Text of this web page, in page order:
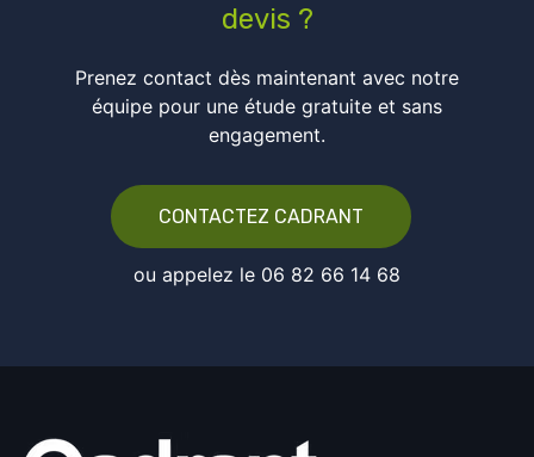
devis ?
Prenez contact dès maintenant avec notre
équipe pour une étude gratuite et sans
engagement.
CONTACTEZ CADRANT
ou appelez le 06 82 66 14 68